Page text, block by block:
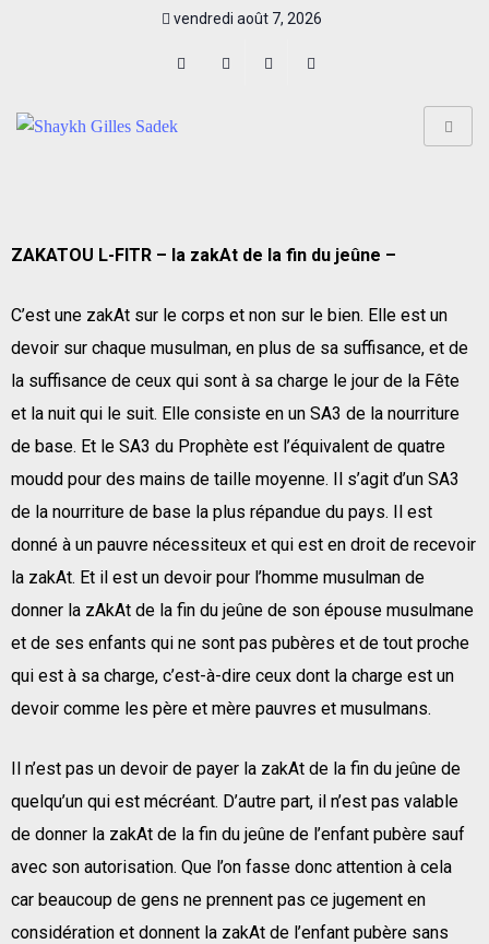
vendredi août 7, 2026
ZAKATOU L-FITR – la zakAt de la fin du jeûne –
C’est une zakAt sur le corps et non sur le bien. Elle est un
devoir sur chaque musulman, en plus de sa suffisance, et de
la suffisance de ceux qui sont à sa charge le jour de la Fête
et la nuit qui le suit. Elle consiste en un SA3 de la nourriture
de base. Et le SA3 du Prophète est l’équivalent de quatre
moudd pour des mains de taille moyenne. Il s’agit d’un SA3
de la nourriture de base la plus répandue du pays. Il est
donné à un pauvre nécessiteux et qui est en droit de recevoir
la zakAt. Et il est un devoir pour l’homme musulman de
donner la zAkAt de la fin du jeûne de son épouse musulmane
et de ses enfants qui ne sont pas pubères et de tout proche
qui est à sa charge, c’est-à-dire ceux dont la charge est un
devoir comme les père et mère pauvres et musulmans.
Il n’est pas un devoir de payer la zakAt de la fin du jeûne de
quelqu’un qui est mécréant. D’autre part, il n’est pas valable
de donner la zakAt de la fin du jeûne de l’enfant pubère sauf
avec son autorisation. Que l’on fasse donc attention à cela
car beaucoup de gens ne prennent pas ce jugement en
considération et donnent la zakAt de l’enfant pubère sans